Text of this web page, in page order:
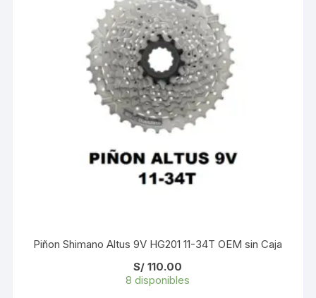
Piñon Shimano Altus 9V HG201 11-34T OEM sin Caja
S/ 110.00
8 disponibles